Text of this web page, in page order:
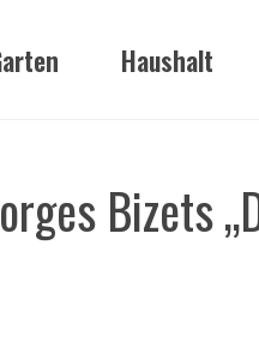
Haushalt
Bizets